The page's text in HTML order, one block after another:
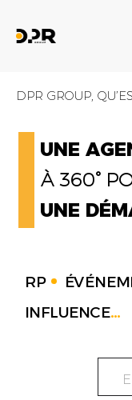
DPR GROUP,
UNE
À 360°
UNE
RP
INFLUENCE...